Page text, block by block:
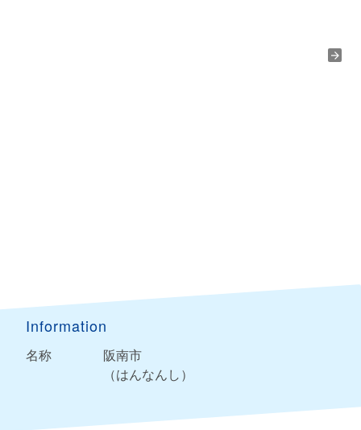
Information
名称
阪南市
（はんなんし）